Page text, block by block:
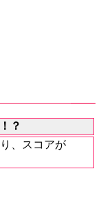
？
、スコアが